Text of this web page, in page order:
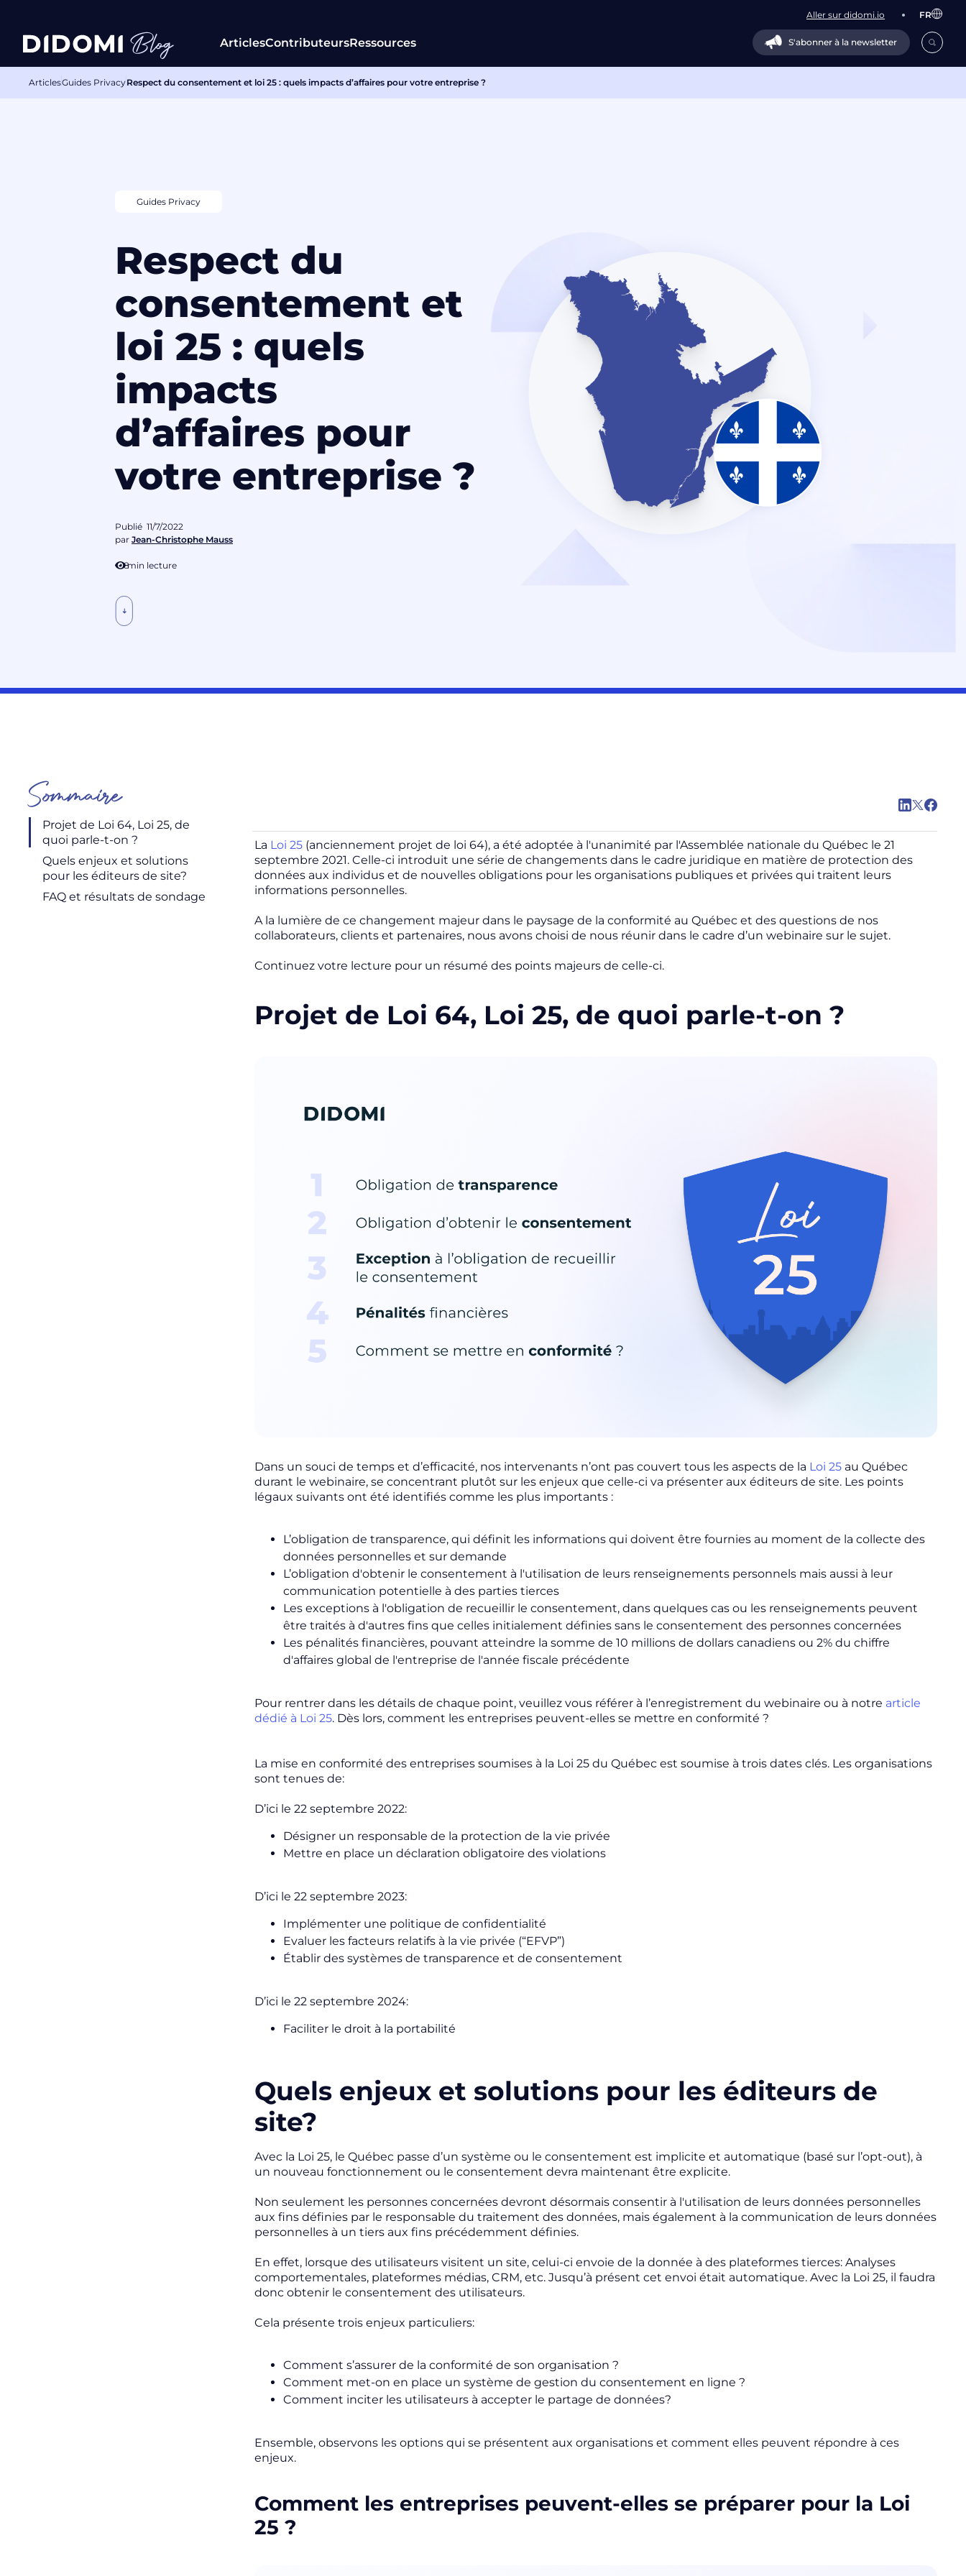
Aller sur didomi.io FR
ArticlesContributeursRessources S'abonner à la newsletter
ArticlesGuides PrivacyRespect du consentement et loi 25 : quels impacts d’affaires pour votre entreprise ?
Guides Privacy
Respect du
consentement et
loi 25 : quels
impacts
d’affaires pour
votre entreprise ?
Publié 11/7/2022
par Jean-Christophe Mauss
8min lecture
Sommaire
Projet de Loi 64, Loi 25, de
quoi parle-t-on ?
Quels enjeux et solutions
pour les éditeurs de site?
FAQ et résultats de sondage
La Loi 25 (anciennement projet de loi 64), a été adoptée à l'unanimité par l'Assemblée nationale du Québec le 21
septembre 2021. Celle-ci introduit une série de changements dans le cadre juridique en matière de protection des
données aux individus et de nouvelles obligations pour les organisations publiques et privées qui traitent leurs
informations personnelles.
A la lumière de ce changement majeur dans le paysage de la conformité au Québec et des questions de nos
collaborateurs, clients et partenaires, nous avons choisi de nous réunir dans le cadre d’un webinaire sur le sujet.
Continuez votre lecture pour un résumé des points majeurs de celle-ci.
Projet de Loi 64, Loi 25, de quoi parle-t-on ?
Dans un souci de temps et d’efficacité, nos intervenants n’ont pas couvert tous les aspects de la Loi 25 au Québec
durant le webinaire, se concentrant plutôt sur les enjeux que celle-ci va présenter aux éditeurs de site. Les points
légaux suivants ont été identifiés comme les plus importants :
L’obligation de transparence, qui définit les informations qui doivent être fournies au moment de la collecte des
données personnelles et sur demande
L’obligation d'obtenir le consentement à l'utilisation de leurs renseignements personnels mais aussi à leur
communication potentielle à des parties tierces
Les exceptions à l'obligation de recueillir le consentement, dans quelques cas ou les renseignements peuvent
être traités à d'autres fins que celles initialement définies sans le consentement des personnes concernées
Les pénalités financières, pouvant atteindre la somme de 10 millions de dollars canadiens ou 2% du chiffre
d'affaires global de l'entreprise de l'année fiscale précédente
Pour rentrer dans les détails de chaque point, veuillez vous référer à l’enregistrement du webinaire ou à notre article
dédié à Loi 25. Dès lors, comment les entreprises peuvent-elles se mettre en conformité ?
La mise en conformité des entreprises soumises à la Loi 25 du Québec est soumise à trois dates clés. Les organisations
sont tenues de:
D’ici le 22 septembre 2022:
Désigner un responsable de la protection de la vie privée
Mettre en place un déclaration obligatoire des violations
D’ici le 22 septembre 2023:
Implémenter une politique de confidentialité
Evaluer les facteurs relatifs à la vie privée (“EFVP”)
Établir des systèmes de transparence et de consentement
D’ici le 22 septembre 2024:
Faciliter le droit à la portabilité
Quels enjeux et solutions pour les éditeurs de
site?
Avec la Loi 25, le Québec passe d’un système ou le consentement est implicite et automatique (basé sur l’opt-out), à
un nouveau fonctionnement ou le consentement devra maintenant être explicite.
Non seulement les personnes concernées devront désormais consentir à l'utilisation de leurs données personnelles
aux fins définies par le responsable du traitement des données, mais également à la communication de leurs données
personnelles à un tiers aux fins précédemment définies.
En effet, lorsque des utilisateurs visitent un site, celui-ci envoie de la donnée à des plateformes tierces: Analyses
comportementales, plateformes médias, CRM, etc. Jusqu’à présent cet envoi était automatique. Avec la Loi 25, il faudra
donc obtenir le consentement des utilisateurs.
Cela présente trois enjeux particuliers:
Comment s’assurer de la conformité de son organisation ?
Comment met-on en place un système de gestion du consentement en ligne ?
Comment inciter les utilisateurs à accepter le partage de données?
Ensemble, observons les options qui se présentent aux organisations et comment elles peuvent répondre à ces
enjeux.
Comment les entreprises peuvent-elles se préparer pour la Loi
25 ?